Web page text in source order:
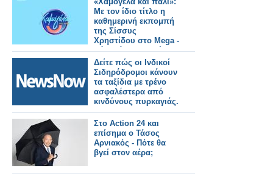
Με τον ίδιο τίτλο η
καθημερινή εκπομπή
της Σίσσυς
Χρηστίδου στο Mega -
Πότε κάνει πρεμιέρα;
Δείτε πώς οι Ινδικοί
Σιδηρόδρομοι κάνουν
τα ταξίδια με τρένο
ασφαλέστερα από
κινδύνους πυρκαγιάς.
Στο Action 24 και
επίσημα ο Τάσος
Αρνιακός - Πότε θα
βγεί στον αέρα;